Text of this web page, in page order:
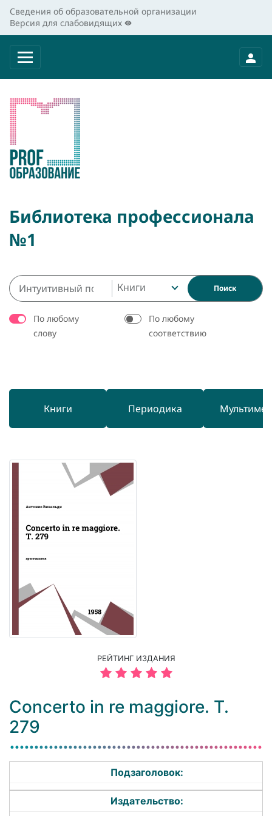
Сведения об образовательной организации
Версия для слабовидящих
Библиотека профессионала
№1
Книги Поиск
По любому
слову
По любому
соответствию
Книги Периодика
РЕЙТИНГ ИЗДАНИЯ
Concerto in re maggiore. T.
279
Подзаголовок:
Издательство: